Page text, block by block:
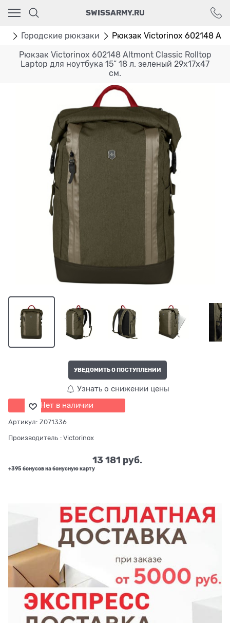
SWISSARMY.RU
Городские рюкзаки Рюкзак Victorinox 602148
Рюкзак Victorinox 602148 Altmont Classic Rolltop
Laptop для ноутбука 15” 18 л. зеленый 29х17х47
см.
УВЕДОМИТЬ О ПОСТУПЛЕНИИ
Узнать о снижении цены
Нет в наличии
Артикул: Z071336
Производитель : Victorinox
13 181 руб.
+395 бонусов на бонусную карту
Ваш город - Москва,
угадали?
ДА НЕТ